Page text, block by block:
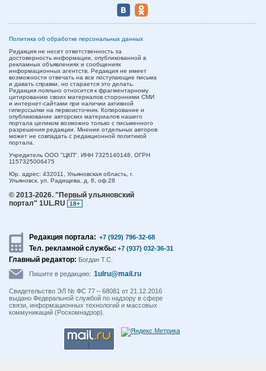
Политика об обработке персональных данных
Редакция не несет ответственность за
достоверность информации, опубликованной в
рекламных объявлениях и сообщениях
информационных агентств. Редакция не имеет
возможности отвечать на все поступающие письма
и давать справки, но старается это делать.
Редакция лояльно относится к фрагментарному
цитированию своих материалов сторонними СМИ
и интернет-сайтами при наличии активной
гиперссылки на первоисточник. Копирование и
опубликование авторских материалов нашего
портала целиком возможно только с письменного
разрешения редакции. Мнение отдельных авторов
может не совпадать с редакционной политикой
портала.
Учредитель ООО "ЦКП". ИНН 7325140148, ОГРН
1157325006475
Юр. адрес: 432011, Ульяновская область, г.
Ульяновск, ул. Радищева, д. 8, оф.28
© 2013-2026. "Первый ульяновский
портал" 1UL.RU
18+
Редакция портала: +7 (929) 796-32-68
Тел. рекламной службы: +7 (937) 032-36-31
Главный редактор: Богдан Т.С.
Пишите в редакцию: 1ulru@mail.ru
Свидетельство ЭЛ № ФС 77 – 68081 от 21.12.2016
выдано Федеральной службой по надзору в сфере
связи, информационных технологий и массовых
коммуникаций (Роскомнадзор).